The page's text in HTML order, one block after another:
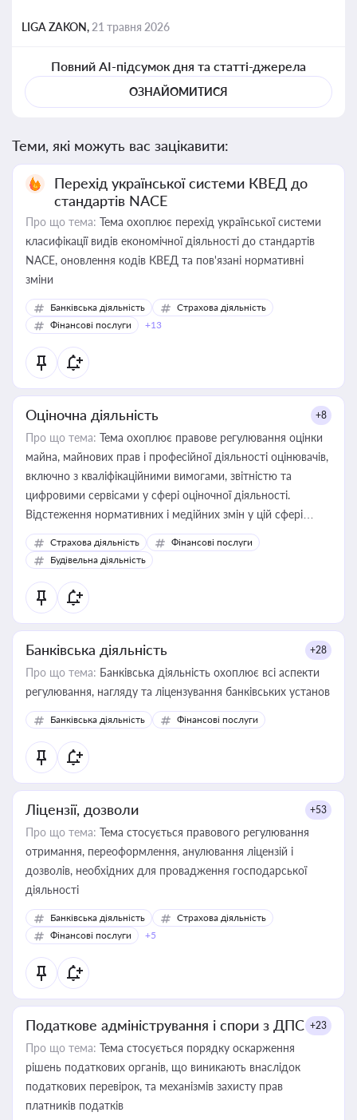
LIGA ZAKON, 21 травня 2026
Повний AI-підсумок дня та статті-джерела
ОЗНАЙОМИТИСЯ
Теми, які можуть вас зацікавити:
Перехід української системи КВЕД до
стандартів NACE
Про що тема: Тема охоплює перехід української системи
класифікації видів економічної діяльності до стандартів
NACE, оновлення кодів КВЕД та пов'язані нормативні
зміни
Банківська діяльність
Страхова діяльність
Фінансові послуги
+13
Оціночна діяльність +8
Про що тема: Тема охоплює правове регулювання оцінки
майна, майнових прав і професійної діяльності оцінювачів,
включно з кваліфікаційними вимогами, звітністю та
цифровими сервісами у сфері оціночної діяльності.
Відстеження нормативних і медійних змін у цій сфері
корисне для власника бізнесу, керівника, юриста або
бухгалтера під час оподаткування, приватизації, оренди
державного майна, корпоративних угод і перевірки
статусу суб'єктів оціночної діяльності
Страхова діяльність
Фінансові послуги
Будівельна діяльність
Банківська діяльність +28
Про що тема: Банківська діяльність охоплює всі аспекти
регулювання, нагляду та ліцензування банківських установ
Банківська діяльність Фінансові послуги
Ліцензії, дозволи +53
Про що тема: Тема стосується правового регулювання
отримання, переоформлення, анулювання ліцензій і
дозволів, необхідних для провадження господарської
діяльності
Банківська діяльність
Страхова діяльність
Фінансові послуги
+5
Податкове адміністрування і спори з ДПС +23
Про що тема: Тема стосується порядку оскарження
рішень податкових органів, що виникають внаслідок
податкових перевірок, та механізмів захисту прав
платників податків